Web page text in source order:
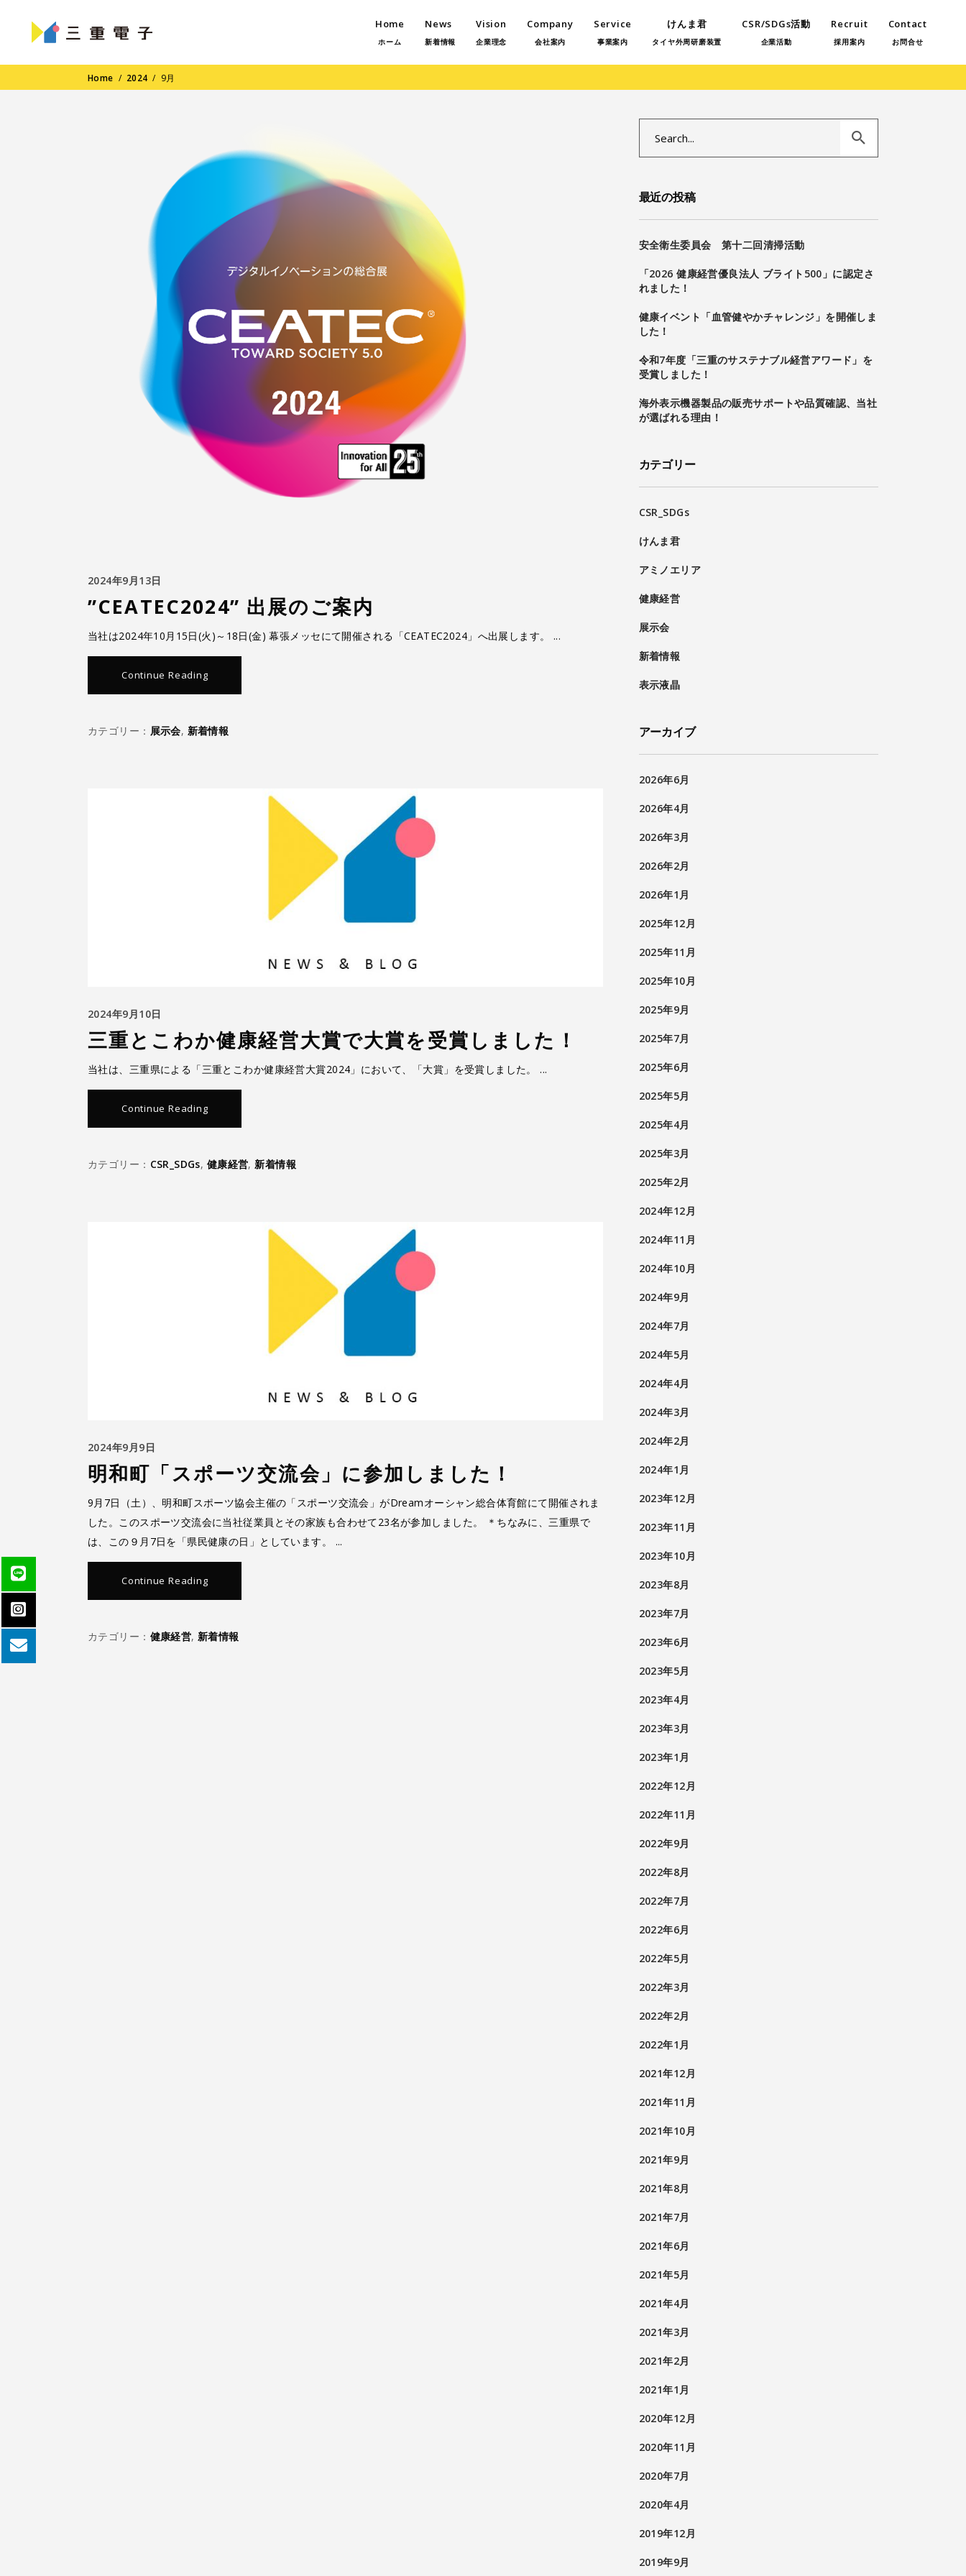
Home
ホーム
News
新着情報
Vision
企業理念
Company
会社案内
Service
事業案内
けんま君
タイヤ外周研磨装置
CSR/SDGs活動
企業活動
Recruit
採用案内
Contact
お問合せ
Home / 2024 / 9月
2024年9月13日
”CEATEC2024” 出展のご案内
当社は2024年10月15日(火)～18日(金) 幕張メッセにて開催される「CEATEC2024」へ出展します。
Continue Reading
カテゴリー： 展示会, 新着情報
2024年9月10日
三重とこわか健康経営大賞で大賞を受賞しました！
当社は、三重県による「三重とこわか健康経営大賞2024」において、「大賞」を受賞しました。
Continue Reading
カテゴリー： CSR_SDGs, 健康経営,新着情報
2024年9月9日
明和町「スポーツ交流会」に参加しました！
9月7日（土）、明和町スポーツ協会主催の「スポーツ交流会」がDreamオーシャン総合体育館にて開催されま
した。このスポーツ交流会に当社従業員とその家族も合わせて23名が参加しました。 ＊ちなみに、三重県で
は、この９月7日を「県民健康の日」としています。
Continue Reading
カテゴリー： 健康経営,新着情報
最近の投稿
安全衛生委員会 第十二回清掃活動
「2026 健康経営優良法人 ブライト500」に認定さ
れました！
健康イベント「血管健やかチャレンジ」を開催しま
した！
令和7年度「三重のサステナブル経営アワード」を
受賞しました！
海外表示機器製品の販売サポートや品質確認、当社
が選ばれる理由！
カテゴリー
CSR_SDGs
けんま君
アミノエリア
健康経営
展示会
新着情報
表示液晶
アーカイブ
2026年6月
2026年4月
2026年3月
2026年2月
2026年1月
2025年12月
2025年11月
2025年10月
2025年9月
2025年7月
2025年6月
2025年5月
2025年4月
2025年3月
2025年2月
2024年12月
2024年11月
2024年10月
2024年9月
2024年7月
2024年5月
2024年4月
2024年3月
2024年2月
2024年1月
2023年12月
2023年11月
2023年10月
2023年8月
2023年7月
2023年6月
2023年5月
2023年4月
2023年3月
2023年1月
2022年12月
2022年11月
2022年9月
2022年8月
2022年7月
2022年6月
2022年5月
2022年3月
2022年2月
2022年1月
2021年12月
2021年11月
2021年10月
2021年9月
2021年8月
2021年7月
2021年6月
2021年5月
2021年4月
2021年3月
2021年2月
2021年1月
2020年12月
2020年11月
2020年7月
2020年4月
2019年12月
2019年9月